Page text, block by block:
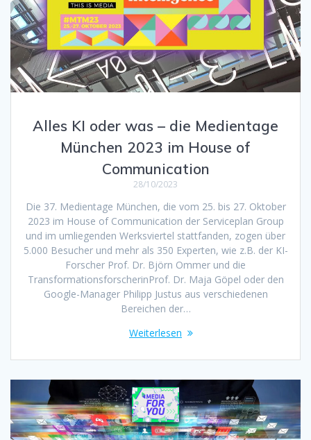
Alles KI oder was – die Medientage
München 2023 im House of
Communication
28/10/2023
Die 37. Medientage München, die vom 25. bis 27. Oktober
2023 im House of Communication der Serviceplan Group
und im umliegenden Werksviertel stattfanden, zogen über
5.000 Besucher und mehr als 350 Experten, wie z.B. der KI-
Forscher Prof. Dr. Björn Ommer und die
TransformationsforscherinProf. Dr. Maja Göpel oder den
Google-Manager Philipp Justus aus verschiedenen
Bereichen der…
Weiterlesen